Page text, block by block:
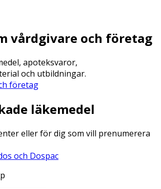
vårdgivare och företag
apoteksvaror,
och utbildningar.
företag
läkemedel
eller för dig som vill prenumerera
och Dospac